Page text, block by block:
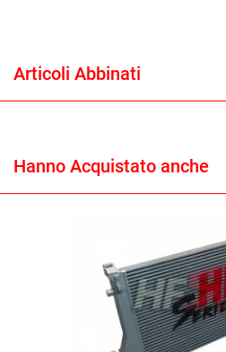
Articoli Abbinati
Hanno Acquistato anche